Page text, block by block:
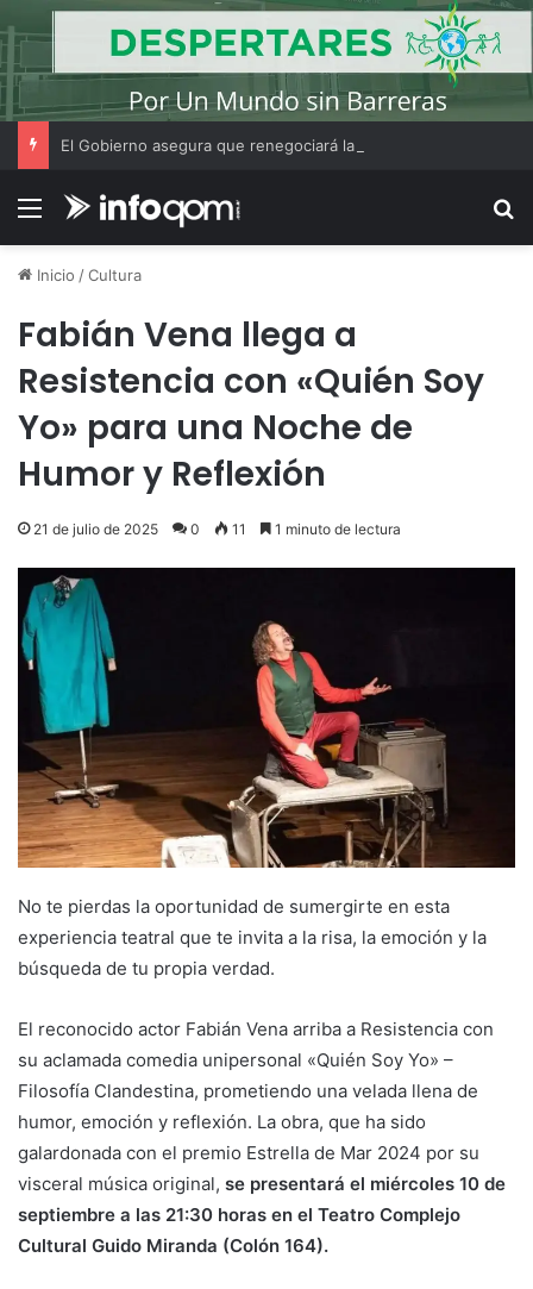
Menú
Inicio /Cultura
Fabián Vena llega a
Resistencia con «Quién Soy
Yo» para una Noche de
Humor y Reflexión
21 de julio de 2025 0 11 1 minuto de lectura
No te pierdas la oportunidad de sumergirte en esta
experiencia teatral que te invita a la risa, la emoción y la
búsqueda de tu propia verdad.
El reconocido actor Fabián Vena arriba a Resistencia con
su aclamada comedia unipersonal «Quién Soy Yo» –
Filosofía Clandestina, prometiendo una velada llena de
humor, emoción y reflexión. La obra, que ha sido
galardonada con el premio Estrella de Mar 2024 por su
visceral música original, se presentará el miércoles 10 de
septiembre a las 21:30 horas en el Teatro Complejo
Cultural Guido Miranda (Colón 164).